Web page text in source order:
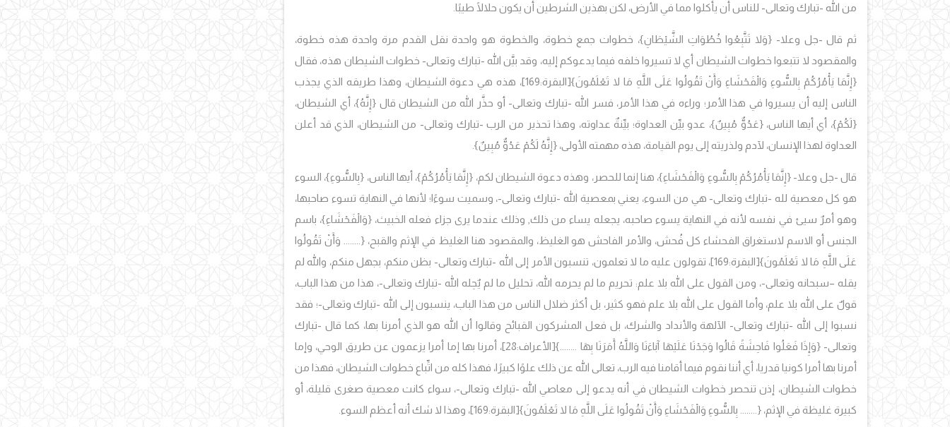
من الله -تبارك وتعالى- للناس أن يأكلوا مما في الأرض، لكن بهذين الشرطين أن يكون حلالًا طيبًا.
ثم قال -جل وعلا- {وَلا تَتَّبِعُوا خُطُوَاتِ الشَّيْطَانِ}، خطوات جمع خطوة، والخطوة هو واحدة نقل القدم مرة واحدة هذه خطوة،
والمقصود لا تتبعوا خطوات الشيطان أي لا تسيروا خلفه فيما يدعوكم إليه، وقد بيَّن الله -تبارك وتعالى- خطوات الشيطان هذه، فقال
{إِنَّمَا يَأْمُرُكُمْ بِالسُّوءِ وَالْفَحْشَاءِ وَأَنْ تَقُولُوا عَلَى اللَّهِ مَا لا تَعْلَمُونَ}
[البقرة:169]، هذه هي دعوة الشيطان، وهذا طريقه الذي يجذب
الناس إليه أن يسيروا في هذا الأمر؛ وراءه في هذا الأمر، فسر الله -تبارك وتعالى- أو حذَّر الله من الشيطان قال {إِنَّهُ}، أي الشيطان،
{لَكُمْ}، أي أيها الناس، {عَدُوٌّ مُبِينٌ}، عدو بيِّن العداوة؛ بيِّنةٌ عداوته، وهذا تحذير من الرب -تبارك وتعالى- من الشيطان، الذي قد أعلن
العداوة لهذا الإنسان، لآدم ولذريته إلى يوم القيامة، هذه مهمته الأولى، {إِنَّهُ لَكُمْ عَدُوٌّ مُبِينٌ}.
قال -جل وعلا- {إِنَّمَا يَأْمُرُكُمْ بِالسُّوءِ وَالْفَحْشَاءِ}، هنا إنما للحصر، وهذه دعوة الشيطان لكم، {إِنَّمَا يَأْمُرُكُمْ}، أيها الناس، {بِالسُّوءِ}، السوء
هو كل معصية لله -تبارك وتعالى- هي من السوء، يعني بمعصية الله -تبارك وتعالى-، وسميت سوءًا؛ لأنها في النهاية تسوء صاحبها،
وهو أمرٌ سيئ في نفسه لأنه في النهاية يسوء صاحبه، يجعله يساء من ذلك, وذلك عندما يرى جزاء فعله الخبيث، {وَالْفَحْشَاءِ}، باسم
الجنس أو الاسم لاستغراق الفحشاء كل فُحش، والأمر الفاحش هو الغليظ، والمقصود هنا الغليظ في الإثم والقبح، {........ وَأَنْ تَقُولُوا
عَلَى اللَّهِ مَا لا تَعْلَمُونَ}
[البقرة:169]، تقولون عليه ما لا تعلمون، تنسبون الأمر إلى الله -تبارك وتعالى- بظن منكم، بجهل منكم، والله لم
يقله –سبحانه وتعالى-، ومن القول على الله بلا علم: تحريم ما لم يحرمه الله، تحليل ما لم يٌحِله الله -تبارك وتعالى-، هذا من هذا الباب،
قولٌ على الله بلا علم، وأما القول على الله بلا علم فهو كثير، بل أكثر ضلال الناس من هذا الباب، ينسبون إلى الله -تبارك وتعالى-؛ فقد
نسبوا إلى الله -تبارك وتعالى- الآلهة والأنداد والشرك، بل فعل المشركون القبائح وقالوا أن الله هو الذي أمرنا بها، كما قال -تبارك
وتعالى-{وَإِذَا فَعَلُوا فَاحِشَةً قَالُوا وَجَدْنَا عَلَيْهَا آبَاءَنَا وَاللَّهُ أَمَرَنَا بِهَا ........}
[الأعراف:28]، أمرنا بها إما أمرا يزعمون عن طريق الوحي، وإما
أمرنا بها أمرا كونيا قدريا، أي أننا نقوم فيما أقامنا فيه الرب، تعالى الله عن ذلك علوًا كبيرًا، فهذا كله من اتِّباع خطوات الشيطان، فهذا من
خطوات الشيطان، إذن تنحصر خطوات الشيطان في أنه يدعو إلى معاصي الله -تبارك وتعالى-، سواء كانت معصية صغرى قليلة، أو
كبيرة غليظة في الإثم، {........ بِالسُّوءِ وَالْفَحْشَاءِ وَأَنْ تَقُولُوا عَلَى اللَّهِ مَا لا تَعْلَمُونَ}[البقرة:169]، وهذا لا شك أنه أعظم السوء.